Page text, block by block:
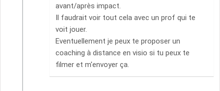
avant/après impact.
Il faudrait voir tout cela avec un prof qui te
voit jouer.
Eventuellement je peux te proposer un
coaching à distance en visio si tu peux te
filmer et m'envoyer ça.